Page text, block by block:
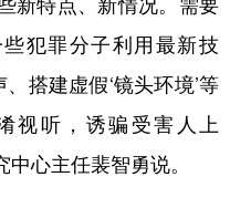
犯罪分子利用最新技
搭建虚假‘镜头环境’等
视听，诱骗受害人上
心主任裴智勇说。